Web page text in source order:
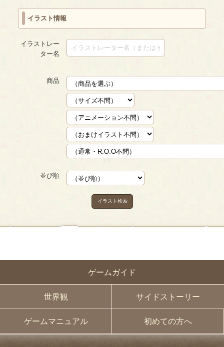
ゲームガイド
世界観 サイドストーリー
ゲームマニュアル 初めての方へ
イラスト情報
イラストレー
ター名
商品
並び順
イラスト検索